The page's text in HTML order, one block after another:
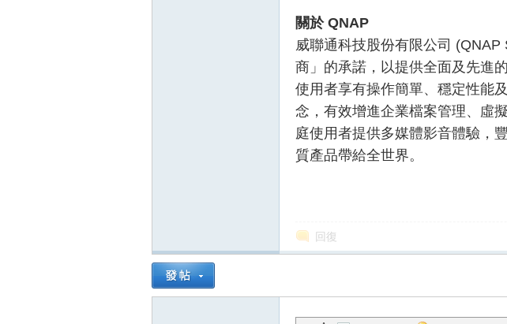
關於 QNAP
威聯通科技股份有限公司
商」的承諾，以提供全面及先進
使用者享有操作簡單、穩定性能
念，有效增進企業檔案管理、虛
庭使用者提供多媒體影音體驗，
質產品帶給全世界。
回復